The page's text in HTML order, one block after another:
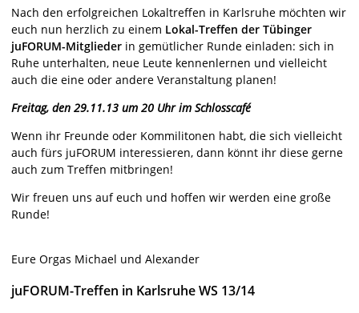
Nach den erfolgreichen Lokaltreffen in Karlsruhe möchten wir
euch nun herzlich zu einem Lokal-Treffen der Tübinger
juFORUM-Mitglieder in gemütlicher Runde einladen: sich in
Ruhe unterhalten, neue Leute kennenlernen und vielleicht
auch die eine oder andere Veranstaltung planen!
Freitag, den 29.11.13 um 20 Uhr im Schlosscafé
Wenn ihr Freunde oder Kommilitonen habt, die sich vielleicht
auch fürs juFORUM interessieren, dann könnt ihr diese gerne
auch zum Treffen mitbringen!
Wir freuen uns auf euch und hoffen wir werden eine große
Runde!
Eure Orgas Michael und Alexander
juFORUM-Treffen in Karlsruhe WS 13/14